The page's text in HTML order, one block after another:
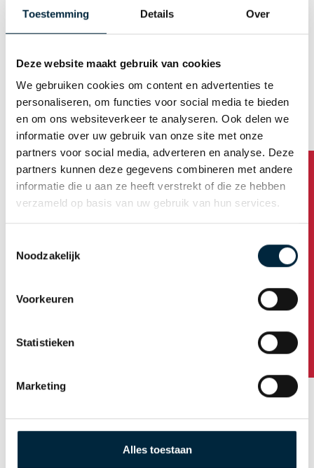
Toestemming Details Over
Deze website maakt gebruik van cookies
We gebruiken cookies om content en advertenties te
personaliseren, om functies voor social media te bieden
en om ons websiteverkeer te analyseren. Ook delen we
informatie over uw gebruik van onze site met onze
partners voor social media, adverteren en analyse. Deze
partners kunnen deze gegevens combineren met andere
informatie die u aan ze heeft verstrekt of die ze hebben
verzameld op basis van uw gebruik van hun services.
Noodzakelijk
Voorkeuren
Statistieken
Marketing
Alles toestaan
Any questions?
E-mail (Username)
Generate password automatically
Business address
Company name
Housenumber /addition